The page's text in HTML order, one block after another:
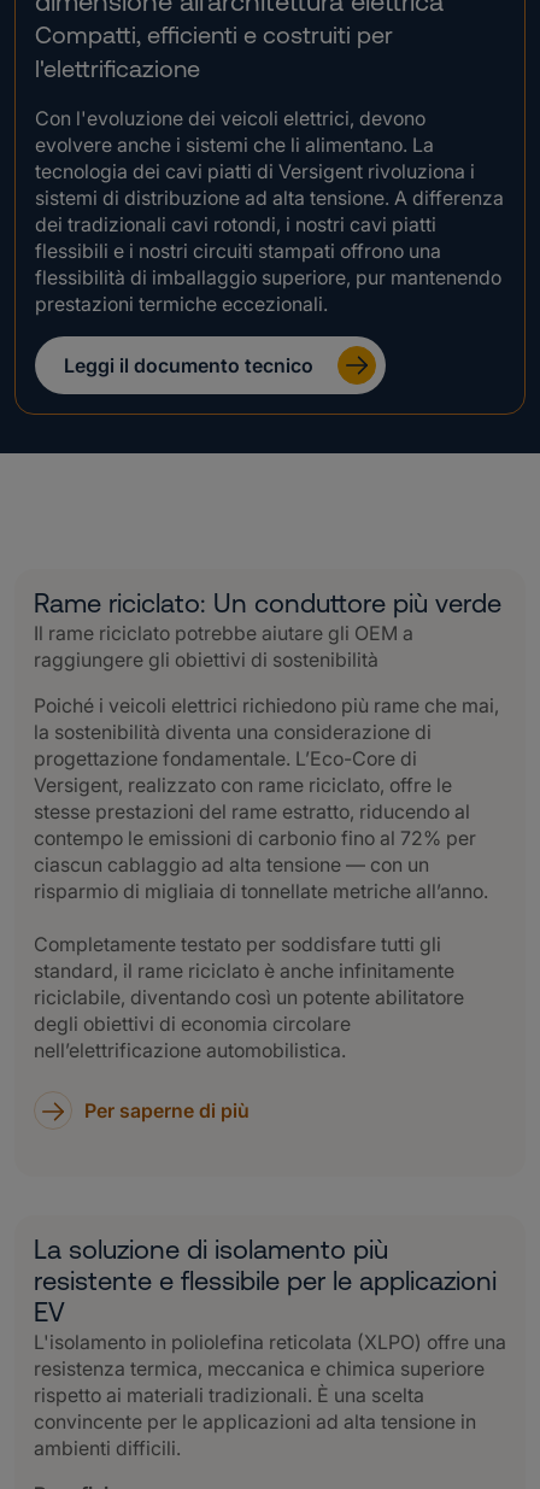
Compatti, efficienti e costruiti per
l'elettrificazione
Con l'evoluzione dei veicoli elettrici, devono
evolvere anche i sistemi che li alimentano. La
tecnologia dei cavi piatti di Versigent rivoluziona i
sistemi di distribuzione ad alta tensione. A differenza
dei tradizionali cavi rotondi, i nostri cavi piatti
flessibili e i nostri circuiti stampati offrono una
flessibilità di imballaggio superiore, pur mantenendo
prestazioni termiche eccezionali.
Leggi il documento tecnico
Rame riciclato: Un conduttore più verde
Il rame riciclato potrebbe aiutare gli OEM a
raggiungere gli obiettivi di sostenibilità
Poiché i veicoli elettrici richiedono più rame che mai,
la sostenibilità diventa una considerazione di
progettazione fondamentale. L’Eco-Core di
Versigent, realizzato con rame riciclato, offre le
stesse prestazioni del rame estratto, riducendo al
contempo le emissioni di carbonio fino al 72% per
ciascun cablaggio ad alta tensione — con un
risparmio di migliaia di tonnellate metriche all’anno.
Completamente testato per soddisfare tutti gli
standard, il rame riciclato è anche infinitamente
riciclabile, diventando così un potente abilitatore
degli obiettivi di economia circolare
nell’elettrificazione automobilistica.
Per saperne di più
La soluzione di isolamento più
resistente e flessibile per le applicazioni
EV
L'isolamento in poliolefina reticolata (XLPO) offre una
resistenza termica, meccanica e chimica superiore
rispetto ai materiali tradizionali. È una scelta
convincente per le applicazioni ad alta tensione in
ambienti difficili.